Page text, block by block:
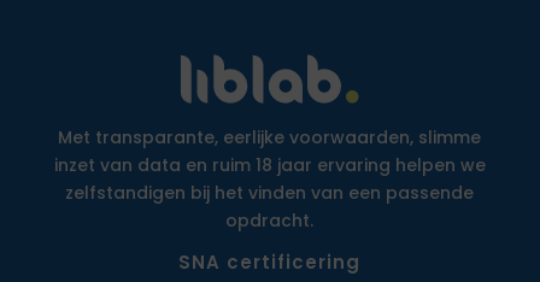
Met transparante, eerlijke voorwaarden, slimme
inzet van data en ruim 18 jaar ervaring helpen we
zelfstandigen bij het vinden van een passende
opdracht.
SNA certificering